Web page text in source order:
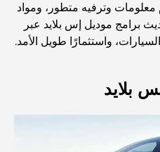
بين الفخامة والإطلالات الخلابة
معلومات وترفيه متطور، ومواد
برامج موديل إس بلايد عبر
واستثمارًا طويل الأمد.
بلايد